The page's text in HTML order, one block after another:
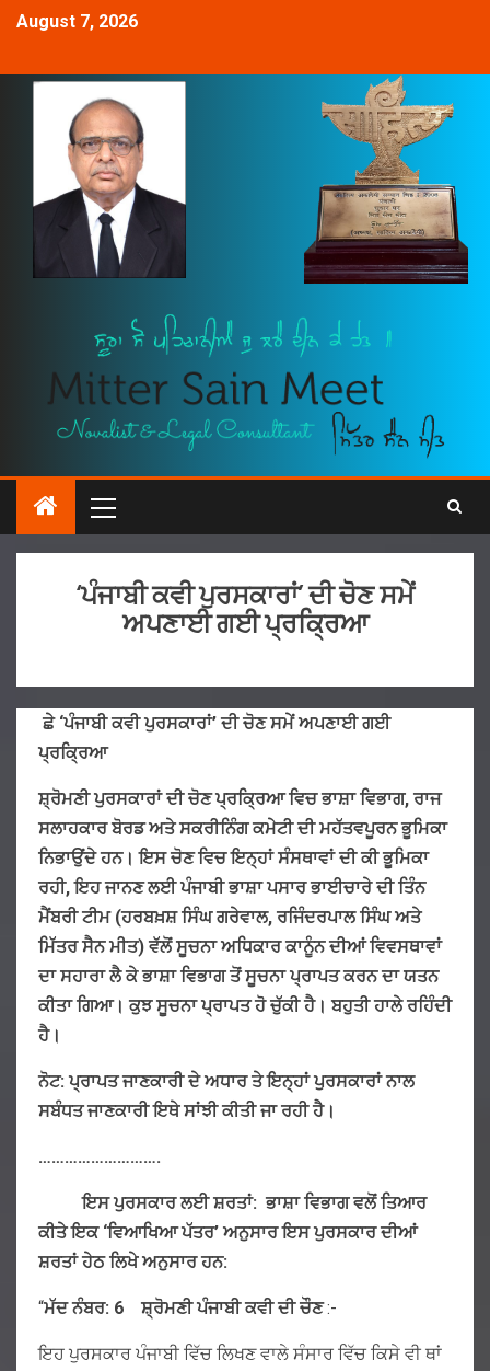
August 7, 2026
‘ਪੰਜਾਬੀ ਕਵੀ ਪੁਰਸਕਾਰਾਂ’ ਦੀ ਚੋਣ ਸਮੇਂ
ਅਪਣਾਈ ਗਈ ਪ੍ਰਕ੍ਰਿਆ
ਛੇ ‘ਪੰਜਾਬੀ ਕਵੀ ਪੁਰਸਕਾਰਾਂ’ ਦੀ ਚੋਣ ਸਮੇਂ ਅਪਣਾਈ ਗਈ
ਪ੍ਰਕ੍ਰਿਆ
ਸ਼੍ਰੋਮਣੀ ਪੁਰਸਕਾਰਾਂ ਦੀ ਚੋਣ ਪ੍ਰਕ੍ਰਿਆ ਵਿਚ ਭਾਸ਼ਾ ਵਿਭਾਗ, ਰਾਜ
ਸਲਾਹਕਾਰ ਬੋਰਡ ਅਤੇ ਸਕਰੀਨਿੰਗ ਕਮੇਟੀ ਦੀ ਮਹੱਤਵਪੂਰਨ ਭੂਮਿਕਾ
ਨਿਭਾਉਂਦੇ ਹਨ। ਇਸ ਚੋਣ ਵਿਚ ਇਨ੍ਹਾਂ ਸੰਸਥਾਵਾਂ ਦੀ ਕੀ ਭੂਮਿਕਾ
ਰਹੀ,ਇਹ ਜਾਨਣ ਲਈ ਪੰਜਾਬੀ ਭਾਸ਼ਾ ਪਸਾਰ ਭਾਈਚਾਰੇ ਦੀ ਤਿੰਨ
ਮੈਂਬਰੀ ਟੀਮ(ਹਰਬਖ਼ਸ਼ ਸਿੰਘ ਗਰੇਵਾਲ, ਰਜਿੰਦਰਪਾਲ ਸਿੰਘ ਅਤੇ
ਮਿੱਤਰ ਸੈਨ ਮੀਤ) ਵੱਲੋਂ ਸੂਚਨਾ ਅਧਿਕਾਰ ਕਾਨੂੰਨ ਦੀਆਂ ਵਿਵਸਥਾਵਾਂ
ਦਾ ਸਹਾਰਾ ਲੈ ਕੇ ਭਾਸ਼ਾ ਵਿਭਾਗ ਤੋਂ ਸੂਚਨਾ ਪ੍ਰਾਪਤ ਕਰਨ ਦਾ ਯਤਨ
ਕੀਤਾ ਗਿਆ। ਕੁਝ ਸੂਚਨਾ ਪ੍ਰਾਪਤ ਹੋ ਚੁੱਕੀ ਹੈ। ਬਹੁਤੀ ਹਾਲੇ ਰਹਿੰਦੀ
ਹੈ।
ਨੋਟ:ਪ੍ਰਾਪਤ ਜਾਣਕਾਰੀ ਦੇ ਅਧਾਰ ਤੇ ਇਨ੍ਹਾਂ ਪੁਰਸਕਾਰਾਂ ਨਾਲ
ਸਬੰਧਤ ਜਾਣਕਾਰੀ ਇਥੇ ਸਾਂਝੀ ਕੀਤੀ ਜਾ ਰਹੀ ਹੈ।
……………………….
ਇਸ ਪੁਰਸਕਾਰ ਲਈ ਸ਼ਰਤਾਂ: ਭਾਸ਼ਾ ਵਿਭਾਗ ਵਲੋਂ ਤਿਆਰ
ਕੀਤੇ ਇਕ ‘ਵਿਆਖਿਆ ਪੱਤਰ’ ਅਨੁਸਾਰ ਇਸ ਪੁਰਸਕਾਰ ਦੀਆਂ
ਸ਼ਰਤਾਂ ਹੇਠ ਲਿਖੇ ਅਨੁਸਾਰ ਹਨ:
“ਮੱਦ ਨੰਬਰ: 6 ਸ਼੍ਰੋਮਣੀ ਪੰਜਾਬੀ ਕਵੀ ਦੀ ਚੌਣ:-
ਇਹ ਪੁਰਸਕਾਰ ਪੰਜਾਬੀ ਵਿੱਚ ਲਿਖਣ ਵਾਲੇ ਸੰਸਾਰ ਵਿੱਚ ਕਿਸੇ ਵੀ ਥਾਂ